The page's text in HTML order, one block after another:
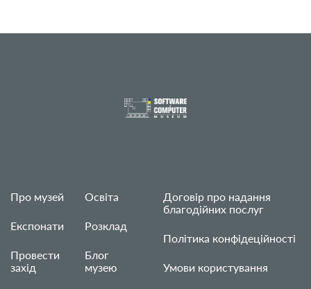
Про музей
Експонати
Провести
захід
Освіта
Розклад
Блог
музею
Договір про надання
благодійних послуг
Політика конфідеційності
Умови користування